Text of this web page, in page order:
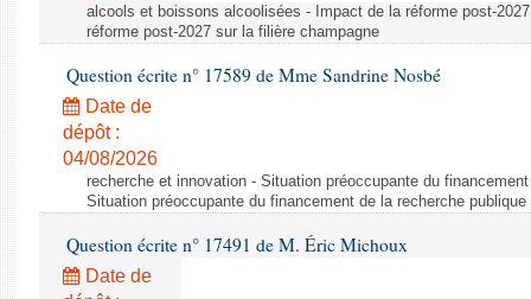
alcools et boissons alcoolisées - Impact de la réforme post-
réforme post-2027 sur la filière champagne
Question écrite n° 17589 de Mme Sandrine Nosbé
Date de
dépôt :
04/08/2026
recherche et innovation - Situation préoccupante du
Situation préoccupante du financement de la recherche publique
Question écrite n° 17491 de M. Éric Michoux
Date de